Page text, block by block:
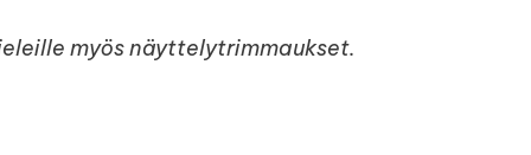
myös näyttelytrimmaukset.